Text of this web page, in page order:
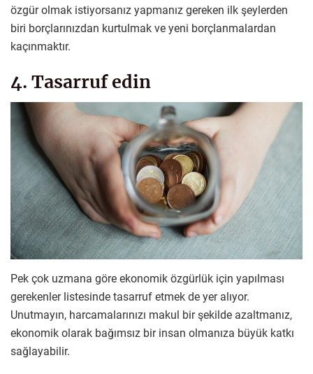
özgür olmak istiyorsanız yapmanız gereken ilk şeylerden
biri borçlarınızdan kurtulmak ve yeni borçlanmalardan
kaçınmaktır.
4. Tasarruf edin
Pek çok uzmana göre ekonomik özgürlük için yapılması
gerekenler listesinde tasarruf etmek de yer alıyor.
Unutmayın, harcamalarınızı makul bir şekilde azaltmanız,
ekonomik olarak bağımsız bir insan olmanıza büyük katkı
sağlayabilir.